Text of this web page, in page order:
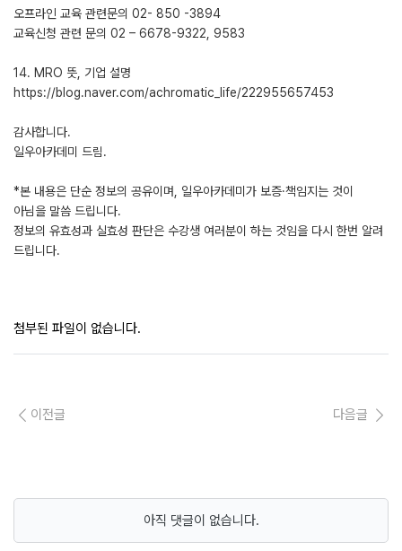
오프라인 교육 관련문의 02- 850 -3894
교육신청 관련 문의 02 – 6678-9322, 9583
14. MRO 뜻, 기업 설명
https://blog.naver.com/achromatic_life/222955657453
감사합니다.
일우아카데미 드림.
*본 내용은 단순 정보의 공유이며, 일우아카데미가 보증·책임지는 것이
아님을 말씀 드립니다.
정보의 유효성과 실효성 판단은 수강생 여러분이 하는 것임을 다시 한번 알려
드립니다.
첨부된 파일이 없습니다.
이전글 다음글
아직 댓글이 없습니다.